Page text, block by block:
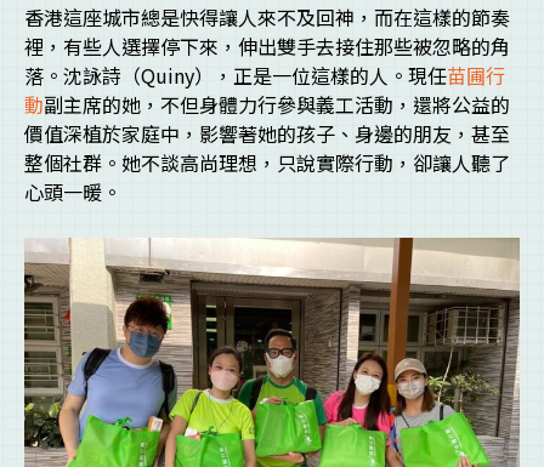
香港這座城市總是快得讓人來不及回神，而在這樣的節奏
裡，有些人選擇停下來，伸出雙手去接住那些被忽略的角
落。沈詠詩（Quiny），正是一位這樣的人。現任苗圃行
動副主席的她，不但身體力行參與義工活動，還將公益的
價值深植於家庭中，影響著她的孩子、身邊的朋友，甚至
整個社群。她不談高尚理想，只說實際行動，卻讓人聽了
心頭一暖。